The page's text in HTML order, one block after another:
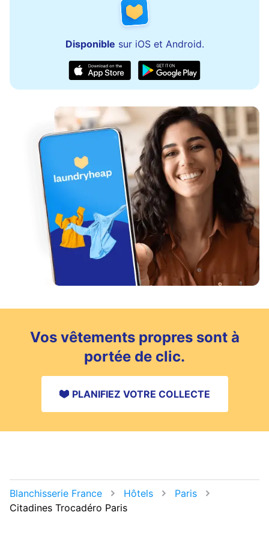
Disponible sur iOS et Android.
Vos vêtements propres sont à
portée de clic.
PLANIFIEZ VOTRE COLLECTE
Blanchisserie France Hôtels
Paris
Citadines Trocadéro Paris